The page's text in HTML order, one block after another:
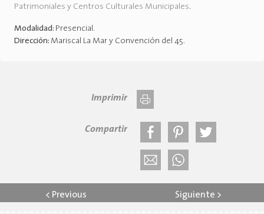
Patrimoniales y Centros Culturales Municipales.
Modalidad: Presencial.
Dirección: Mariscal La Mar y Convención del 45.
Imprimir
Compartir
< Previous Siguiente >